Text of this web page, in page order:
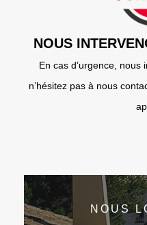
NOUS
En cas d’urgence, nous
n’hésitez pas à nous
NOUS